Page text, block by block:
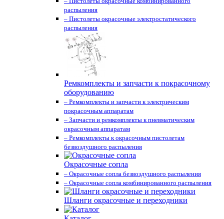
распыления
– Пистолеты окрасочные электростатического
распыления
Ремкомплекты и запчасти к покрасочному
оборудованию
– Ремкомплекты и запчасти к электрическим
покрасочным аппаратам
– Запчасти и ремкомплекты к пневматическим
окрасочным аппаратам
– Ремкомплекты к окрасочным пистолетам
безвоздушного распыления
Окрасочные сопла
– Окрасочные сопла безвоздушного распыления
– Окрасочные сопла комбинированного распыления
Шланги окрасочные и переходники